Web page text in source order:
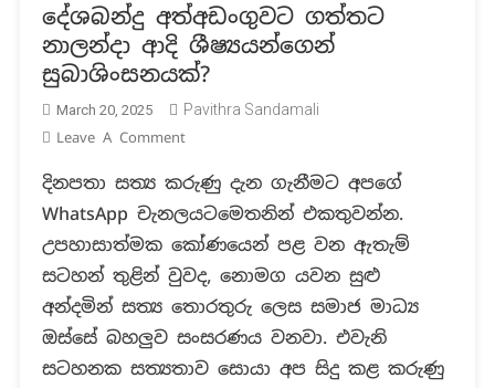
දේශබන්දු අත්අඩංගුවට ගත්තට
නාලන්දා ආදි ශීෂ්‍යයන්ගෙන්
සුබාශිංසනයක්?
March 20, 2025 Pavithra Sandamali
Leave A CommentOn
අත්අඩංගුවට
ගත්තට
නාලන්දා
ආදි
ශීෂ්‍යයන්ගෙන්
සුබාශිංසනයක්?
දිනපතා සත්‍ය කරුණු දැන ගැනීමට අපගේ
WhatsApp චැනලයටමෙතනින් එකතුවන්න.
උපහාසාත්මක කෝණයෙන් පළ වන ඇතැම්
සටහන් තුළින් වුවද, නොමග යවන සුළු
අන්දමින් සත්‍ය තොරතුරු ලෙස සමාජ මාධ්‍ය
ඔස්සේ බහලුව සංසරණය වනවා. එවැනි
සටහනක සත්‍යතාව සොයා අප සිදු කළ කරුණු